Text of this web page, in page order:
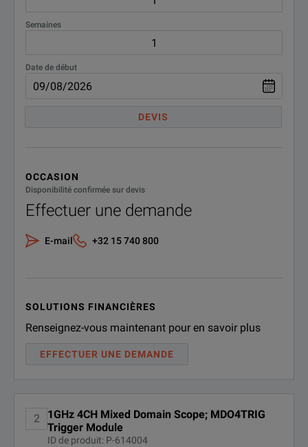
Semaines
Date de début
DEVIS
OCCASION
Disponibilité confirmée sur devis
Effectuer une demande
E-mail +32 15 740 800
SOLUTIONS FINANCIÈRES
Renseignez-vous maintenant pour en savoir plus
EFFECTUER UNE DEMANDE
2
1GHz 4CH Mixed Domain Scope; MDO4TRIG
Trigger Module
ID de produit: P-614004